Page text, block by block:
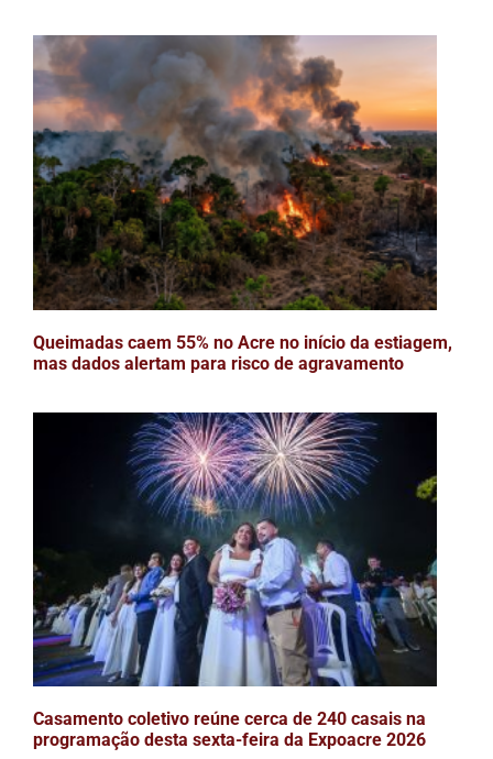
Queimadas caem 55% no Acre no início da estiagem,
mas dados alertam para risco de agravamento
Casamento coletivo reúne cerca de 240 casais na
programação desta sexta-feira da Expoacre 2026